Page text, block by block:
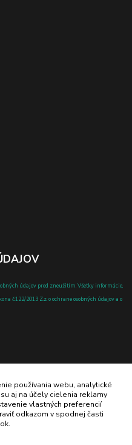
údajov pred zneužitím. Všetky informácie,
č.122/2013 Z.z. o ochrane osobných údajov a o
používania webu, analytické
aj na účely cielenia reklamy
vlastných preferencií
odkazom v spodnej časti